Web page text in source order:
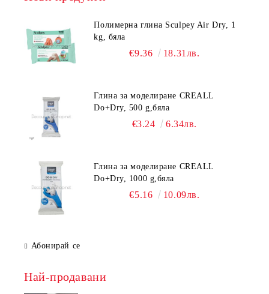
Полимерна глина Sculpey Air Dry, 1
kg, бяла
€9.36 18.31лв.
Глина за моделиране CREALL
Do+Dry, 500 g,бяла
€3.24 6.34лв.
Глина за моделиране CREALL
Do+Dry, 1000 g,бяла
€5.16 10.09лв.
Абонирай се
Най-продавани